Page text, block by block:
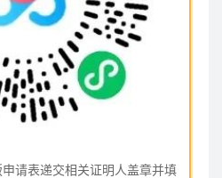
请表递交相关证明人盖章并填